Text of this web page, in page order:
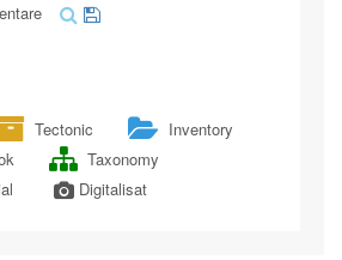
Tectonic
Inventory
Taxonomy
Digitalisat